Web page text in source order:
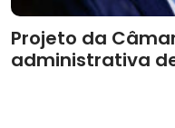
Projeto da
administrativa